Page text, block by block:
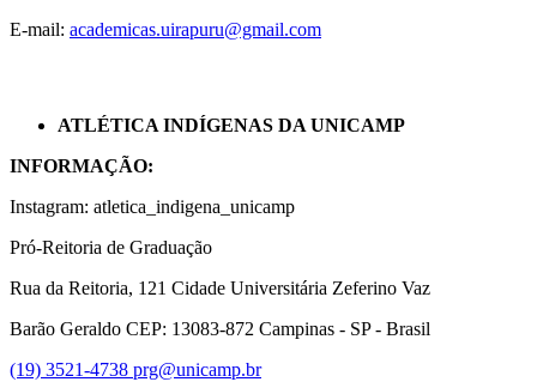
E-mail: academicas.uirapuru@gmail.com
ATLÉTICA INDÍGENAS DA UNICAMP
INFORMAÇÃO:
Instagram: atletica_indigena_unicamp
Pró-Reitoria de Graduação
Rua da Reitoria, 121 Cidade Universitária Zeferino Vaz
Barão Geraldo CEP: 13083-872 Campinas - SP - Brasil
(19) 3521-4738 prg@unicamp.br